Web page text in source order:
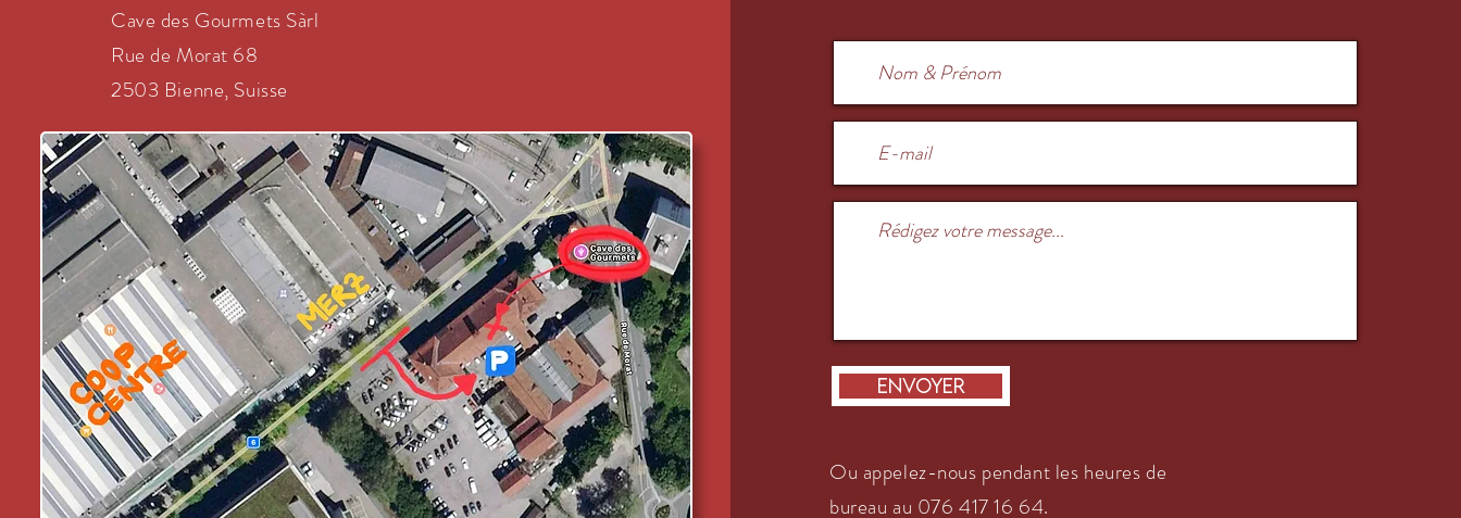
Cave des Gourmets Sàrl
Rue de Morat 68
2503 Bienne, Suisse
Envoyer
Ou appelez-nous pendant les heures de
bureau au 076 417 16 64.